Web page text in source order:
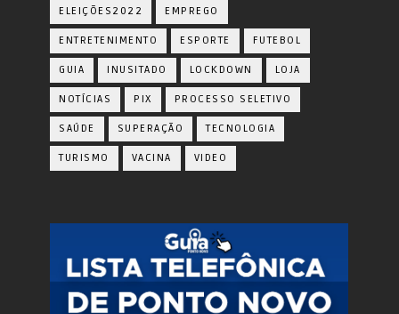
ELEIÇÕES2022 EMPREGO
ENTRETENIMENTO ESPORTE FUTEBOL
GUIA INUSITADO LOCKDOWN LOJA
NOTÍCIAS PIX PROCESSO SELETIVO
SAÚDE SUPERAÇÃO TECNOLOGIA
TURISMO VACINA VIDEO